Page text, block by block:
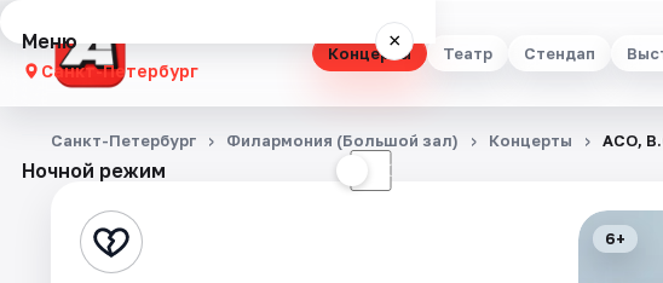
Концерты Театр Стендап
Меню ×
Санкт-Петербург
Концерты
Стендап
Ночной режим ☾
Санкт-Петербург Филармония (Большой зал) Концерты АСО,
6+